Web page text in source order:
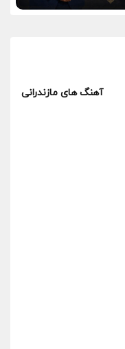
آهنگ های مازندرانی